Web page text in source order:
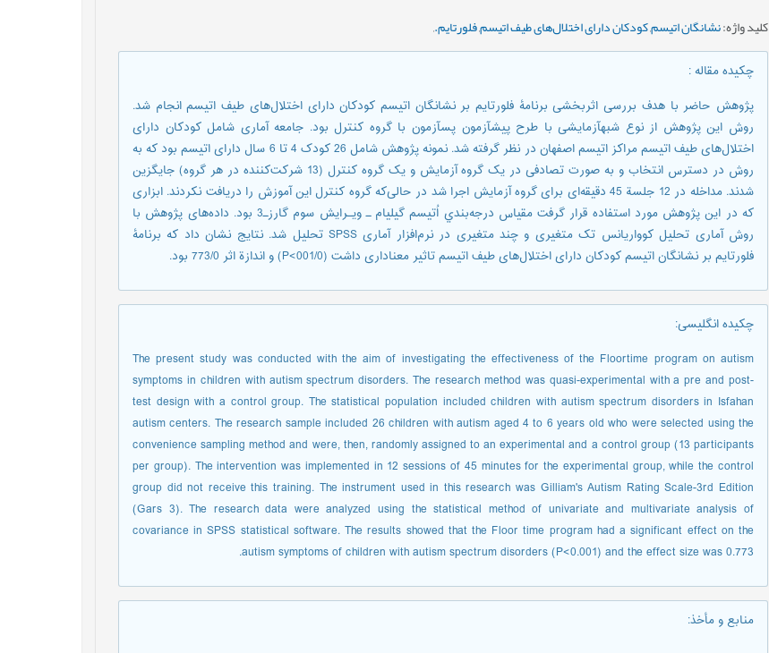
کلید واژه:نشانگان اتیسم,کودکان دارای اختلال‌های طیف اتیسم,فلورتایم.,
چکیده مقاله:
پژوهش حاضر با هدف بررسی اثربخشی برنامۀ فلورتایم بر نشانگان اتیسم کودکان دارای اختلال‌های طیف اتیسم انجام شد.
روش این پژوهش از نوع شبه‎آزمایشی با طرح پیش‎آزمون پس‎آزمون با گروه کنترل بود. جامعه آماری شامل کودکان دارای
اختلال‌های طیف اتیسم مراکز اتیسم اصفهان در نظر گرفته شد. نمونه پژوهش شامل 26 کودک 4 تا 6 سال دارای اتیسم بود که به
روش در دسترس انتخاب و به صورت تصادفی در یک گروه آزمایش و یک گروه کنترل (13 شرکت‌کننده در هر گروه) جایگزین
شدند. مداخله در 12 جلسة 45 دقیقه‌ای برای گروه آزمایش اجرا شد در حالی‌که گروه کنترل این آموزش را دریافت نکردند. ابزاری
که در این پژوهش مورد استفاده قرار گرفت مقیاس درجه‌بندي اُتيسم گيليام ـ ويـرايش سوم گارزـ3 بود. داده‌های پژوهش با
روش آماری تحلیل کوواریانس تک متغیری و چند متغیری در نرم‌افزار آماری SPSS تحلیل شد. نتایج نشان داد که برنامۀ
فلورتایم بر نشانگان اتیسم کودکان دارای اختلال‌های طیف اتیسم تاثیر معناداری داشت (001/0>P) و اندازة اثر 773/0 بود.
چکیده انگلیسی:
The present study was conducted with the aim of investigating the effectiveness of the Floortime program on autism
symptoms in children with autism spectrum disorders. The research method was quasi-experimental with a pre and post-
test design with a control group. The statistical population included children with autism spectrum disorders in Isfahan
autism centers. The research sample included 26 children with autism aged 4 to 6 years old who were selected using the
convenience sampling method and were, then, randomly assigned to an experimental and a control group (13 participants
per group). The intervention was implemented in 12 sessions of 45 minutes for the experimental group, while the control
group did not receive this training. The instrument used in this research was Gilliam's Autism Rating Scale-3rd Edition
(Gars 3). The research data were analyzed using the statistical method of univariate and multivariate analysis of
covariance in SPSS statistical software. The results showed that the Floor time program had a significant effect on the
autism symptoms of children with autism spectrum disorders (P<0.001) and the effect size was 0.773.
منابع و مأخذ: